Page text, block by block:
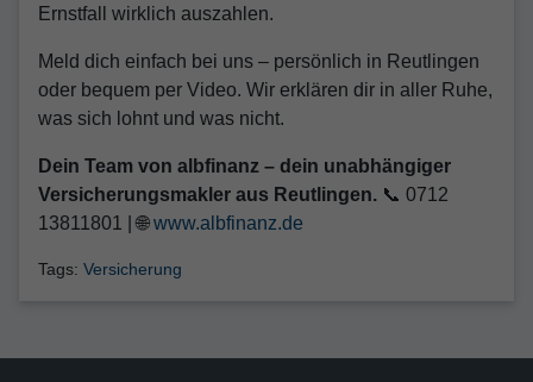
Ernstfall wirklich auszahlen.
Meld dich einfach bei uns – persönlich in Reutlingen
oder bequem per Video. Wir erklären dir in aller Ruhe,
was sich lohnt und was nicht.
Dein Team von albfinanz – dein unabhängiger
Versicherungsmakler aus Reutlingen. 📞 0712
13811801 | 🌐www.albfinanz.de
Tags: Versicherung